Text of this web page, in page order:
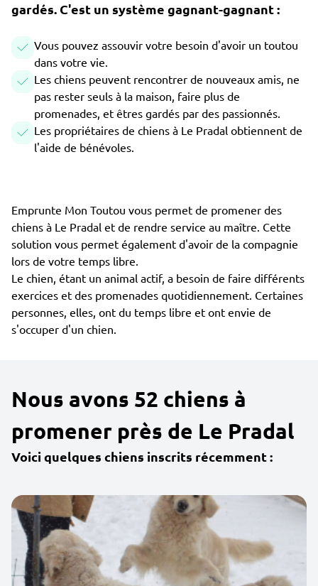
gardés. C'est un système gagnant-gagnant :
Vous pouvez assouvir votre besoin d'avoir un toutou
dans votre vie.
Les chiens peuvent rencontrer de nouveaux amis, ne
pas rester seuls à la maison, faire plus de
promenades, et êtres gardés par des passionnés.
Les propriétaires de chiens à Le Pradal obtiennent de
l'aide de bénévoles.
Emprunte Mon Toutou vous permet de promener des
chiens à Le Pradal et de rendre service au maître. Cette
solution vous permet également d'avoir de la compagnie
lors de votre temps libre.
Le chien, étant un animal actif, a besoin de faire différents
exercices et des promenades quotidiennement. Certaines
personnes, elles, ont du temps libre et ont envie de
s'occuper d'un chien.
Nous avons 52 chiens à
promener près de Le Pradal
Voici quelques chiens inscrits récemment :